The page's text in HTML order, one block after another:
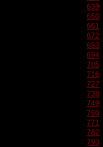
639
650
661
672
683
694
705
716
727
738
749
760
771
782
793